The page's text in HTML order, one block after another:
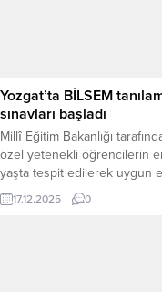
Yozgat’ta BİLSEM
sınavları başladı
Millî Eğitim Bakanlığı
özel yetenekli öğrencilerin
yaşta tespit edilerek uygun
ortamlarına yönlendirilmesi
amacıyla düzenlenen Bilim ve
17.12.2025 0